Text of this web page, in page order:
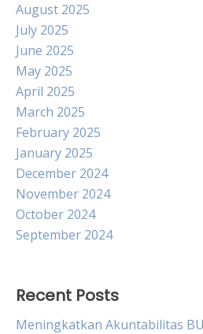
August 2025
July 2025
June 2025
May 2025
April 2025
March 2025
February 2025
January 2025
December 2024
November 2024
October 2024
September 2024
Recent Posts
Meningkatkan Akuntabilitas